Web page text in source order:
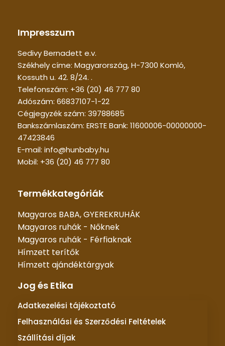
Impresszum
Sedivy Bernadett e.v.
Székhely címe: Magyarország, H-7300 Komló,
Kossuth u. 42. 8/24. .
Telefonszám: +36 (20) 46 777 80
Adószám: 66837107-1-22
Cégjegyzék szám: 39788685
Bankszámlaszám: ERSTE Bank: 11600006-00000000-
47423846
E-mail: info@hunbaby.hu
Mobil: +36 (20) 46 777 80
Termékkategóriák
Magyaros BABA, GYEREKRUHÁK
Magyaros ruhák - Nőknek
Magyaros ruhák - Férfiaknak
Hímzett terítők
Hímzett ajándéktárgyak
Jog és Etika
Adatkezelési tájékoztató
Felhasználási és Szerződési Feltételek
Szállítási díjak